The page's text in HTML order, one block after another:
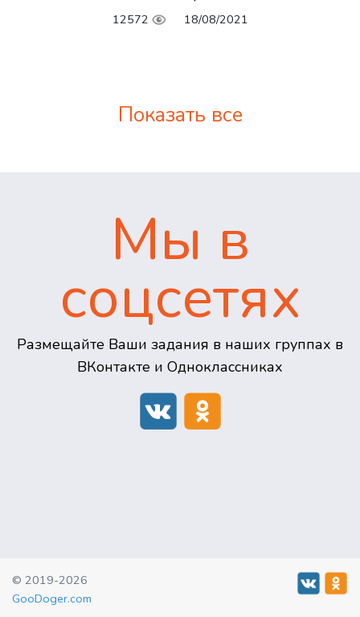
12572 18/08/2021
Показать все
Мы в
соцсетях
Размещайте Ваши задания в наших группах в
ВКонтакте и Одноклассниках
© 2019-2026
GooDoger.com